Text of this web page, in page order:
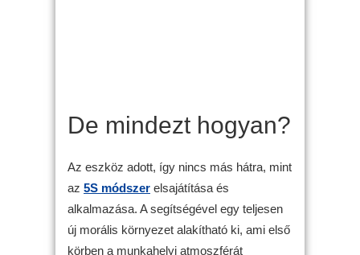
De mindezt hogyan?
Az eszköz adott, így nincs más hátra, mint
az 5S módszer elsajátítása és
alkalmazása. A segítségével egy teljesen
új morális környezet alakítható ki, ami első
körben a munkahelyi atmoszférát